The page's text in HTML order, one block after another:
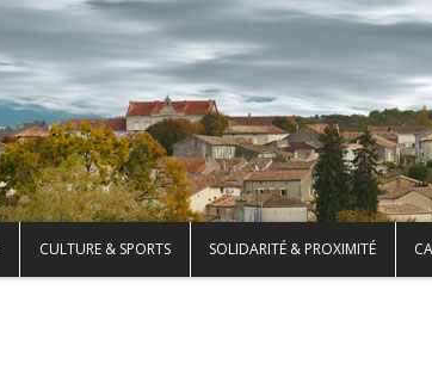
CULTURE & SPORTS SOLIDARITÉ & PROXIMITÉ